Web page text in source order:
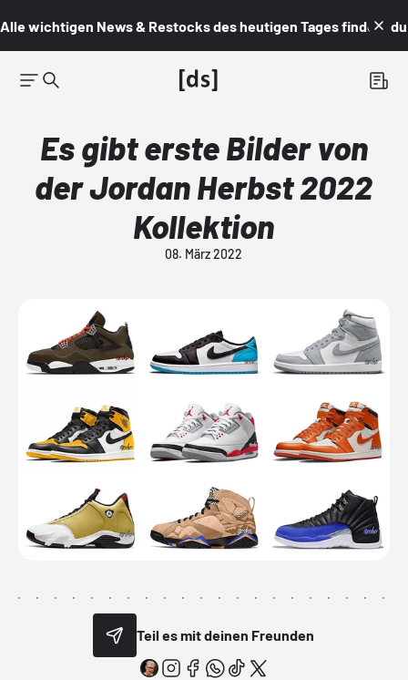
Alle wichtigen News & Restocks des heutigen Tages findest du
Es gibt erste Bilder von
der Jordan Herbst 2022
Kollektion
08. März 2022
Teil es mit deinen Freunden